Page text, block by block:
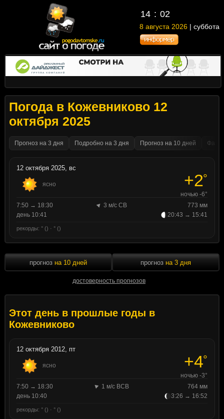
14 02
8 августа 2026 | суббота
Погода в Кожевниково 12
октября 2025
Прогноз на 3 дня Подробно на 3 дня Прогноз на 10 дней
12 октября 2025, вс
ясно +2°
ночью -6°
7:50 → 18:30
3 м/с СВ
773 мм
день 10:41
20:43 → 15:41
рекорды: ° () · ° ()
прогноз на 10 дней
достоверность прогнозов
прогноз на 3 дня
Этот день в прошлые годы в
Кожевниково
12 октября 2012, пт
ясно +4°
ночью -3°
7:50 → 18:30
1 м/с ВСВ
764 мм
день 10:40
3:26 → 16:52
рекорды: ° () · ° ()